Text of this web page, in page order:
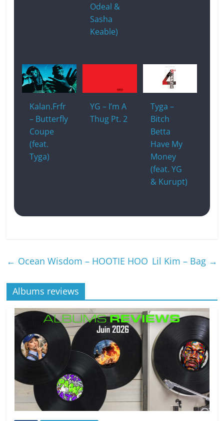
Odeal &
Sasha
Keable)
Kalan.Frfr
– Butterfly
Coupe
(feat.
Tyga)
YG – I’m A
Thug Pt. 2
Tyga –
Bitch
Betta
Have My
Money
(feat. YG
& Kurupt)
← Ocean Wisdom – HOOTIE HOO Lil Kim – Bag →
Albums reviews